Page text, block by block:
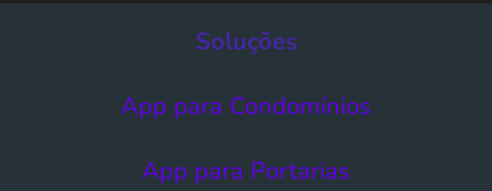
Soluções
App para Condomínios
App para Portarias